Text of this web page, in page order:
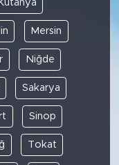
Kütahya
Mersin
Niğde
Sakarya
Sinop
Tokat